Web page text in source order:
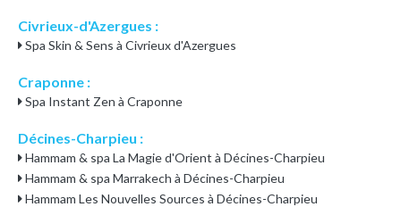
Civrieux-d'Azergues :
Spa Skin & Sens à Civrieux d'Azergues
Craponne :
Spa Instant Zen à Craponne
Décines-Charpieu :
Hammam & spa La Magie d'Orient à Décines-Charpieu
Hammam & spa Marrakech à Décines-Charpieu
Hammam Les Nouvelles Sources à Décines-Charpieu